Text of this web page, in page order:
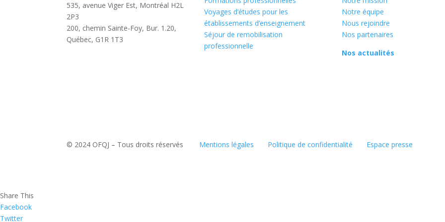
535, avenue Viger Est, Montréal H2L
2P3
200, chemin Sainte-Foy, Bur. 1.20,
Québec, G1R 1T3
Voyages d’études pour les
établissements d’enseignement
Séjour de remobilisation
professionnelle
Notre équipe
Nous rejoindre
Nos partenaires
Nos actualités
© 2024 OFQJ – Tous droits réservés Mentions légales Politique de confidentialité Espace presse
Share This
Facebook
Twitter